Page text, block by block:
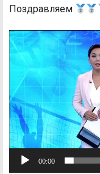
Поздравляем
Видеоплеер
00:00